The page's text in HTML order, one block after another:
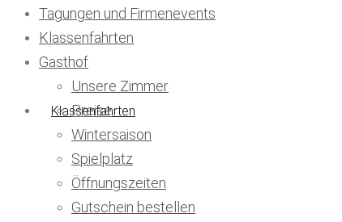
Klassenfahrten
Tagungen und Firmenevents
Klassenfahrten
Gasthof
Unsere Zimmer
Preise
Wintersaison
Spielplatz
Öffnungszeiten
Gutschein bestellen